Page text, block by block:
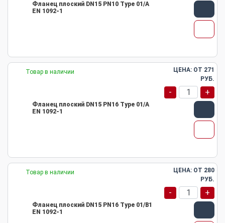
Фланец плоский DN15 PN10 Type 01/A
EN 1092-1
Товар в наличии
Фланец плоский DN15 PN16 Type 01/A
EN 1092-1
ЦЕНА: ОТ 271
РУБ.
- +
Товар в наличии
Фланец плоский DN15 PN16 Type 01/B1
EN 1092-1
ЦЕНА: ОТ 280
РУБ.
- +